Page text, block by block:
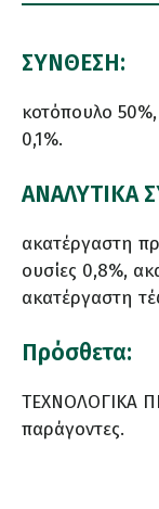
ΣΥΝΘΕΣΗ:
κοτόπουλο
0,1%.
ΑΝΑΛΥΤΙΚΑ
ακατέργαστη
ουσίες 0,8%,
ακατέργαστη
Πρόσθετα:
ΤΕΧΝΟΛΟΓΙΚΑ
παράγοντες.